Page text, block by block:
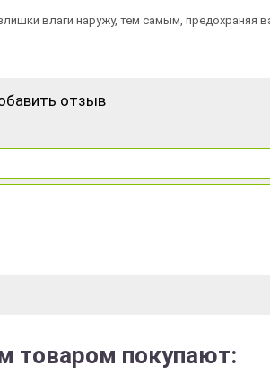
влаги наружу, тем самым, предохраняя
отзыв
товаром покупают: